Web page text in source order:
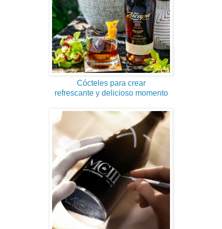
Cócteles para crear
refrescante y delicioso momento